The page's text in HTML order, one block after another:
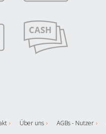
Über uns AGBs - Nutzer